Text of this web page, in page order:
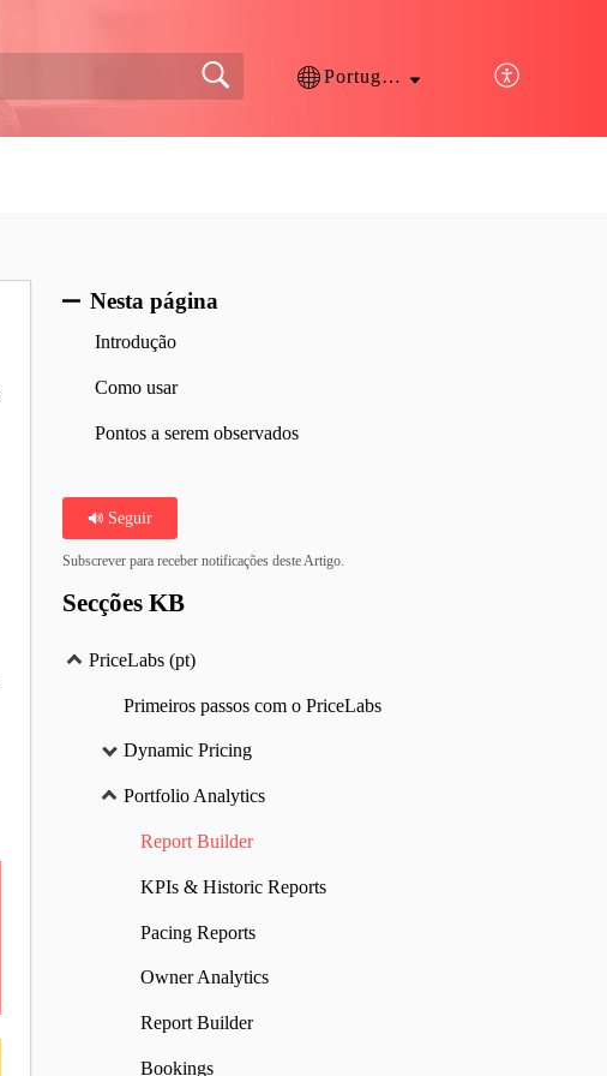
Português
Nesta página
Introdução
Como usar
Pontos a serem observados
Seguir
Subscrever para receber notificações deste Artigo.
Secções KB
PriceLabs (pt)
Primeiros passos com o PriceLabs
Dynamic Pricing
Portfolio Analytics
Report Builder
KPIs & Historic Reports
Pacing Reports
Owner Analytics
Report Builder
Bookings